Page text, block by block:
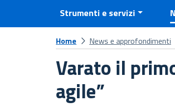
Strumenti e servizi
Home News e approfondimenti
Varato il
agile”